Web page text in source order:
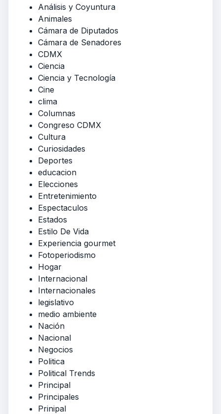
Análisis y Coyuntura
Animales
Cámara de Diputados
Cámara de Senadores
CDMX
Ciencia
Ciencia y Tecnología
Cine
clima
Columnas
Congreso CDMX
Cultura
Curiosidades
Deportes
educacion
Elecciones
Entretenimiento
Espectaculos
Estados
Estilo De Vida
Experiencia gourmet
Fotoperiodismo
Hogar
Internacional
Internacionales
legislativo
medio ambiente
Nación
Nacional
Negocios
Politica
Political Trends
Principal
Principales
Prinipal